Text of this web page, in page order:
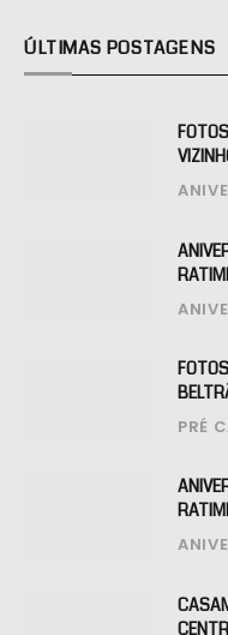
ÚLTIMAS POSTAGENS
PRÉ